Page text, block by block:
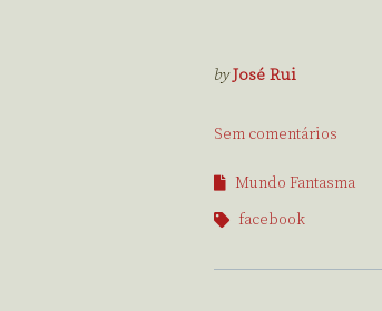
byJosé Rui
Sem comentários
Mundo Fantasma
facebook